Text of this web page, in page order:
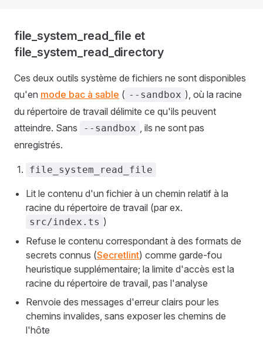
file_system_read_file et
file_system_read_directory
Ces deux outils système de fichiers ne sont disponibles
qu'en mode bac à sable ( --sandbox ), où la racine
du répertoire de travail délimite ce qu'ils peuvent
atteindre. Sans
--sandbox , ils ne sont pas
enregistrés.
file_system_read_file
Lit le contenu d'un fichier à un chemin relatif à la
racine du répertoire de travail (par ex.
src/index.ts )
Refuse le contenu correspondant à des formats de
secrets connus (Secretlint) comme garde-fou
heuristique supplémentaire; la limite d'accès est la
racine du répertoire de travail, pas l'analyse
Renvoie des messages d'erreur clairs pour les
chemins invalides, sans exposer les chemins de
l'hôte